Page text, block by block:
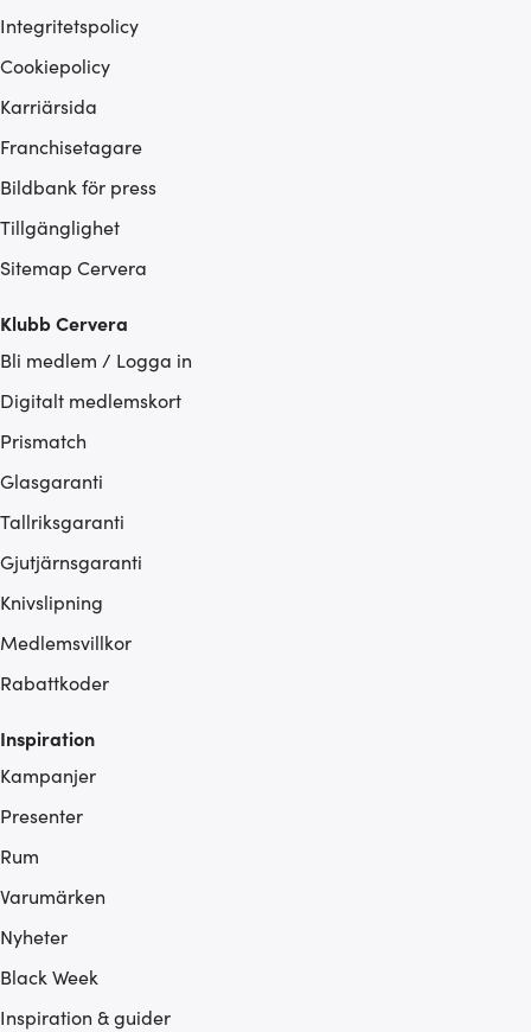
Integritetspolicy
Cookiepolicy
Karriärsida
Franchisetagare
Bildbank för press
Tillgänglighet
Sitemap Cervera
Klubb Cervera
Bli medlem / Logga in
Digitalt medlemskort
Prismatch
Glasgaranti
Tallriksgaranti
Gjutjärnsgaranti
Knivslipning
Medlemsvillkor
Rabattkoder
Inspiration
Kampanjer
Presenter
Rum
Varumärken
Nyheter
Black Week
Inspiration & guider